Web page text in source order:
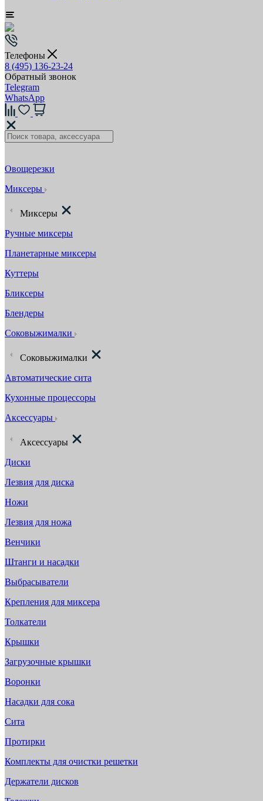
Телефоны
8 (495) 136-23-24
Обратный звонок
Telegram
WhatsApp
Овощерезки
Миксеры
Миксеры
Ручные миксеры
Планетарные миксеры
Куттеры
Бликсеры
Блендеры
Соковыжималки
Соковыжималки
Автоматические сита
Кухонные процессоры
Аксессуары
Аксессуары
Диски
Лезвия для диска
Ножи
Лезвия для ножа
Венчики
Штанги и насадки
Выбрасыватели
Крепления для миксера
Толкатели
Крышки
Загрузочные крышки
Воронки
Насадки для сока
Сита
Протирки
Комплекты для очистки решетки
Держатели дисков